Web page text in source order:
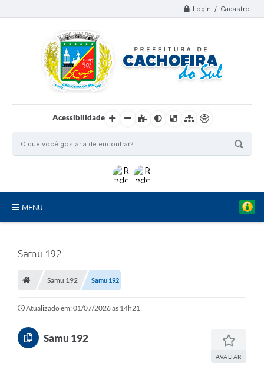
Login / Cadastro
Acessibilidade
MENU
Telefones
Conselhos Municipais
Carta de Serviços
Serviços on-line
Diário Oficial
Samu 192
Samu 192 Samu 192
Atualizado em: 01/07/2026 às 14h21
Samu 192
AVALIAR